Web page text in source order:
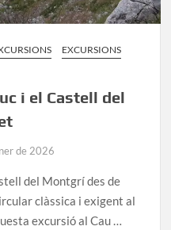
EXCURSIONS
i el Castell del
de 2026
del Montgrí des de
clàssica i exigent al
excursió al Cau …